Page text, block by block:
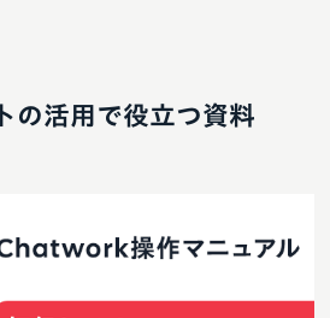
の活用で役立つ資料